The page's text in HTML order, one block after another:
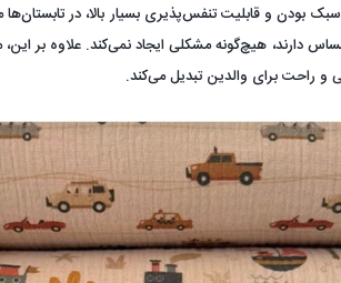
بودن و قابلیت تنفس‌پذیری بسیار بالا، در
دارند، هیچ‌گونه مشکلی ایجاد نمی‌کند. علاوه بر
و راحت برای والدین تبدیل می‌کند.